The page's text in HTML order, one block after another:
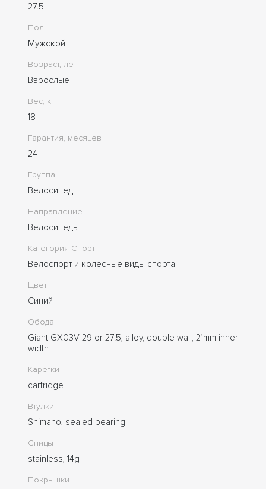
27.5
Пол
Мужской
Возраст, лет
Взрослые
Вес, кг
18
Гарантия, месяцев
24
Группа
Велосипед
Направление
Велосипеды
Категория Спорт
Велоспорт и колесные виды спорта
Цвет
Синий
Обода
Giant GX03V 29 or 27.5, alloy, double wall, 21mm inner
width
Каретки
cartridge
Втулки
Shimano, sealed bearing
Спицы
stainless, 14g
Покрышки